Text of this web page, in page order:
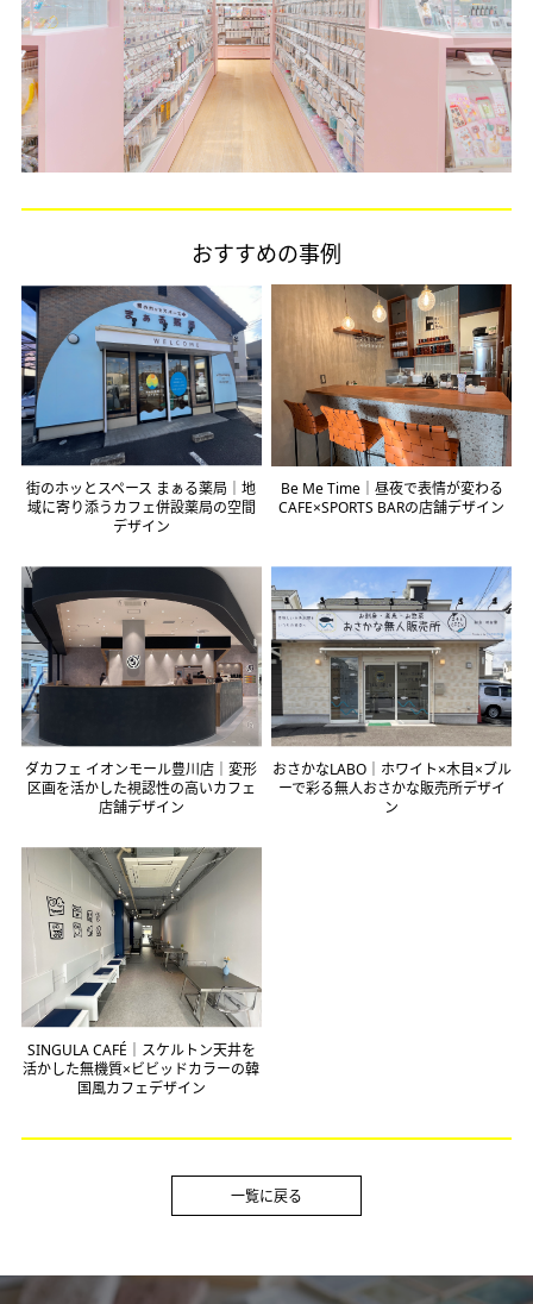
おすすめの事例
街のホッとスペース まぁる薬局｜地
域に寄り添うカフェ併設薬局の空間
デザイン
Be Me Time｜昼夜で表情が変わる
CAFE×SPORTS BARの店舗デザイン
ダカフェ イオンモール豊川店｜変形
区画を活かした視認性の高いカフェ
店舗デザイン
おさかなLABO｜ホワイト×木目×ブル
ーで彩る無人おさかな販売所デザイ
ン
SINGULA CAFÉ｜スケルトン天井を
活かした無機質×ビビッドカラーの韓
国風カフェデザイン
一覧に戻る